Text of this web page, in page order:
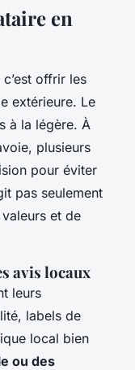
en
offrir les
extérieure. Le
à la légère. À
plusieurs
pour éviter
pas seulement
et de
avis locaux
leurs
labels de
local bien
ou des